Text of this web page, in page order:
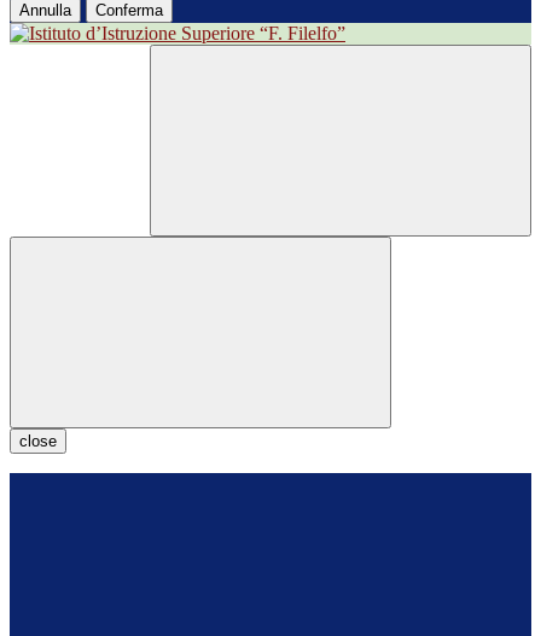
Annulla Conferma
close